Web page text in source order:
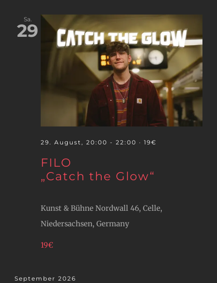
Sa.
29
FILO
„Catch the Glow“
29. August, 20:00 - 22:00 · 19€
Kunst & Bühne Nordwall 46, Celle,
Niedersachsen, Germany
19€
September 2026